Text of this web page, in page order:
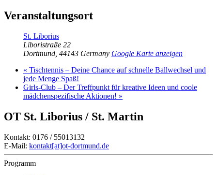
Veranstaltungsort
St. Liborius
Liboristraße 22
Dortmund 44143 Germany Google Karte anzeigen
« Tischtennis – Deine Chance auf schnelle Ballwechsel und
jede Menge Spaß!
Girls-Club – Der Treffpunkt für kreative Ideen und coole
mädchenspezifische Aktionen! »
OT St. Liborius / St. Martin
Kontakt: 0176 / 55013132
E-Mail: kontakt[at]ot-dortmund.de
Programm